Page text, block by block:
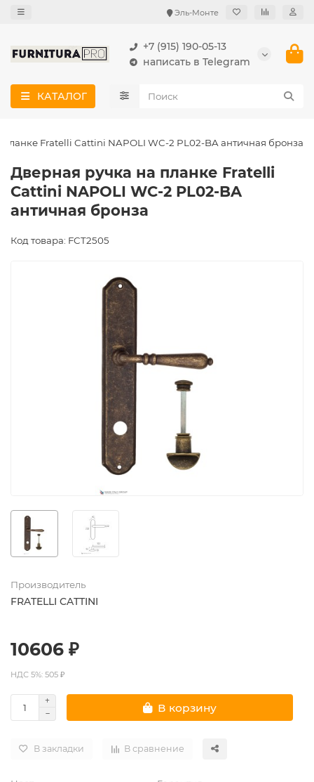
Эль-Монте
+7 (915) 190-05-13
написать в Telegram
КАТАЛОГ
Fratelli Cattini NAPOLI WC-2 PL02-BA античная бронза
Дверная ручка на планке Fratelli
Cattini NAPOLI WC-2 PL02-BA
античная бронза
Код товара: FCT2505
Производитель
FRATELLI CATTINI
10606 ₽
НДС 5%: 505 ₽
В корзину
В закладки В сравнение